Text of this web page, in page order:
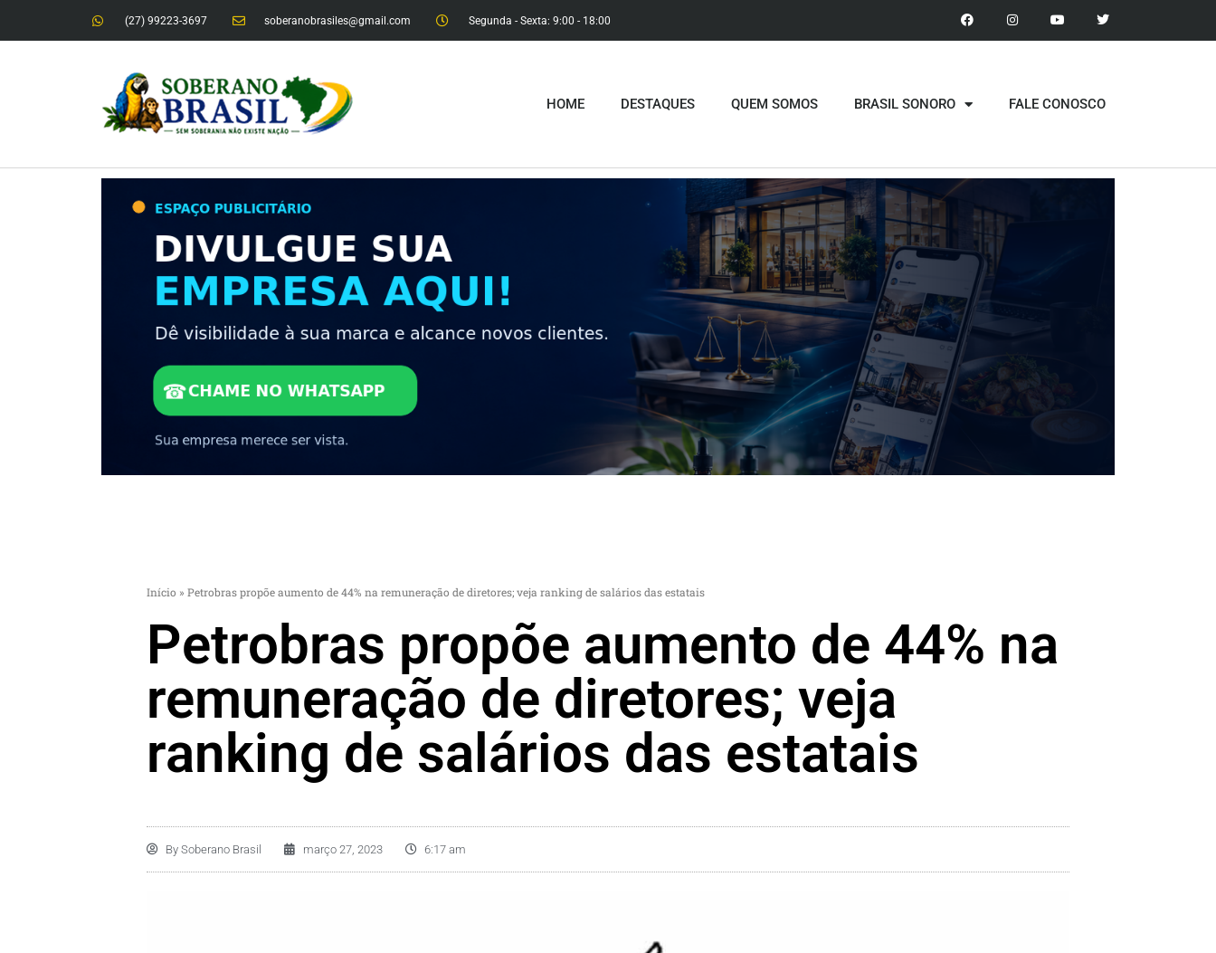
(27) 99223-3697 soberanobrasiles@gmail.com Segunda - Sexta: 9:00 - 18:00​
HOME DESTAQUES QUEM SOMOS BRASIL SONORO FALE CONOSCO
Início » Petrobras propõe aumento de 44% na remuneração de diretores; veja ranking de salários das estatais
Petrobras propõe aumento de 44% na
remuneração de diretores; veja
ranking de salários das estatais
By Soberano Brasil março 27, 2023 6:17 am